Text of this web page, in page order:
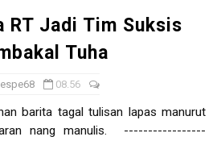
RT Jadi Tim Suksis
Tuha
08.56
barita tagal tulisan lapas manurut
nang manulis. -----------------